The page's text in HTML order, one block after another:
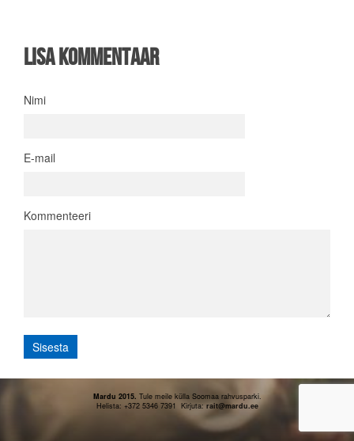
Lisa kommentaar
Nimi
E-mail
Kommenteeri
Mardu 2015. Tule meile külla Soomaa rahvusparki.
Helista: +372 5346 7391 Kirjuta:rait@mardu.ee